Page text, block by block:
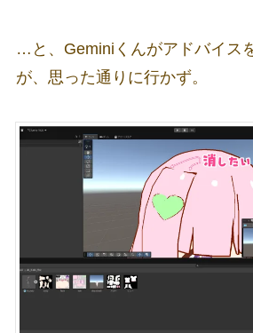
…と、Geminiくんがアドバイス
が、思った通りに行かず。